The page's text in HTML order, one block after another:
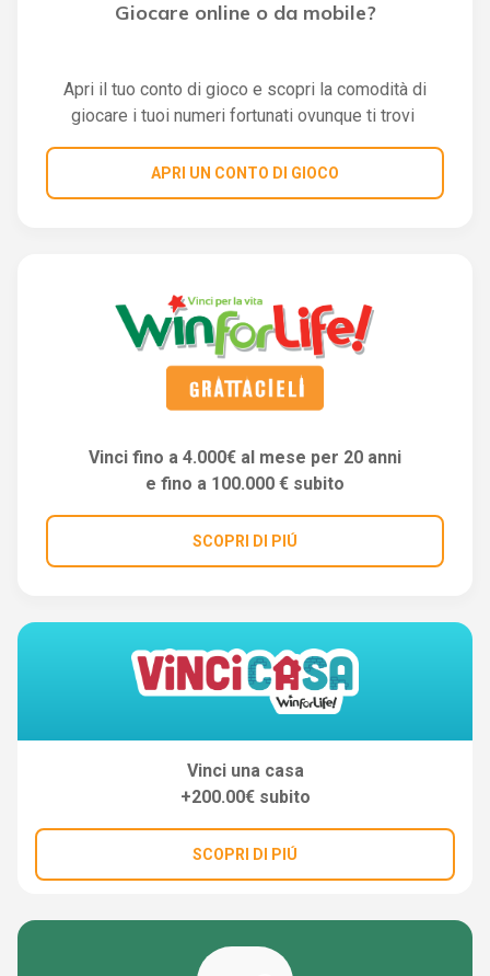
Giocare online o da mobile?
Apri il tuo conto di gioco e scopri la comodità di
giocare i tuoi numeri fortunati ovunque ti trovi
APRI UN CONTO DI GIOCO
Vinci fino a 4.000€ al mese per 20 anni
e fino a 100.000 € subito
SCOPRI DI PIÚ
Vinci una casa
+200.00€ subito
SCOPRI DI PIÚ